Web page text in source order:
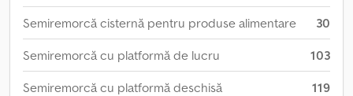
Semiremorcă cisternă pentru produse alimentare 30
Semiremorcă cu platformă de lucru 103
Semiremorcă cu platformă deschisă 119